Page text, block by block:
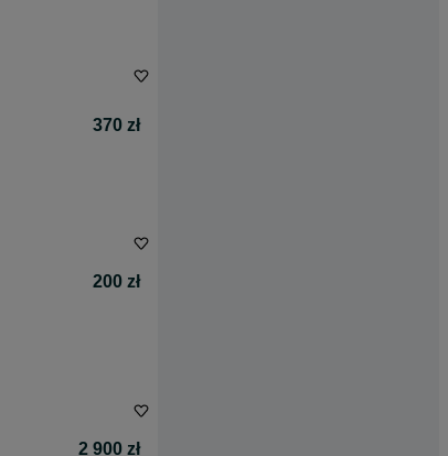
370 zł
200 zł
2 900 zł